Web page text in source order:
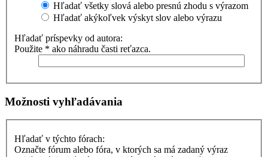
Hľadať všetky slová alebo presnú zhodu s výrazom
Hľadať akýkoľvek výskyt slov alebo výrazu
Hľadať príspevky od autora:
Použite * ako náhradu časti reťazca.
Možnosti vyhľadávania
Hľadať v týchto fórach:
Označte fórum alebo fóra, v ktorých sa má zadaný výraz